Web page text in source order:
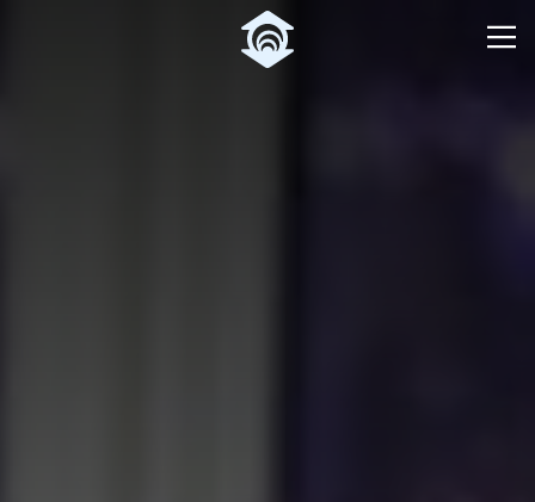
Pular para o Conteúdo principal